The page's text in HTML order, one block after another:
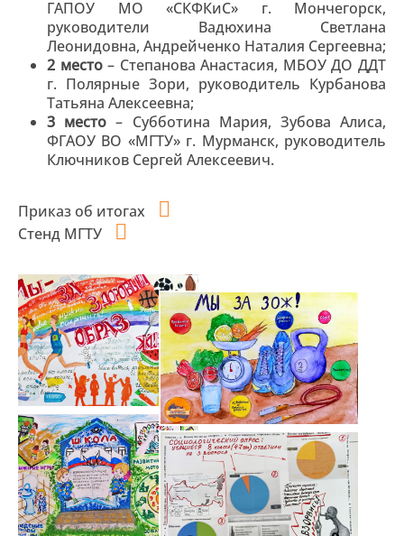
ГАПОУ МО «СКФКиС» г. Мончегорск,
руководители Вадюхина Светлана
Леонидовна, Андрейченко Наталия Сергеевна;
2 место– Степанова Анастасия, МБОУ ДО ДДТ
г. Полярные Зори, руководитель Курбанова
Татьяна Алексеевна;
3 место – Субботина Мария, Зубова Алиса,
ФГАОУ ВО «МГТУ» г. Мурманск, руководитель
Ключников Сергей Алексеевич.
Приказ об итогах
Стенд МГТУ